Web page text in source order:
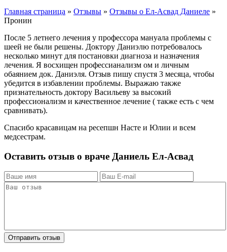
Главная страница » Отзывы » Отзывы о Ел-Асвад Даниеле »
Пронин
После 5 летнего лечения у профессора мануала проблемы с
шеей не были решены. Доктору Даниэлю потребовалось
несколько минут для постановки диагноза и назначения
лечения. Я восхищен профессианализм ом и личным
обаянием док. Даниэля. Отзыв пишу спустя 3 месяца, чтобы
убедится в избавлении проблемы. Выражаю также
признательность доктору Васильеву за высокий
профессионализм и качественное лечение ( также есть с чем
сравнивать).
Спасибо красавицам на ресепшн Насте и Юлии и всем
медсестрам.
Оставить отзыв о враче Даниель Ел-Асвад